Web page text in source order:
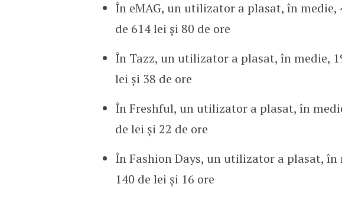
În eMAG, un utilizator a plasat, în medie,
de 614 lei și 80 de ore
În Tazz, un utilizator a plasat, în medie,
lei și 38 de ore
În Freshful, un utilizator a plasat, în
de lei și 22 de ore
În Fashion Days, un utilizator a plasat, în
140 de lei și 16 ore